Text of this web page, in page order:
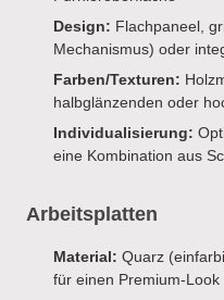
Design: Flachpaneel,
Mechanismus) oder
Farben/Texturen:
halbglänzenden oder
Individualisierung:
eine Kombination aus
Arbeitsplatten
Material: Quarz
für einen Premium-Look